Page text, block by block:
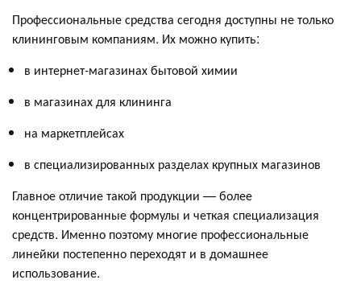
Профессиональные средства сегодня доступны не только
клининговым компаниям. Их можно купить:
в интернет‑магазинах бытовой химии
в магазинах для клининга
на маркетплейсах
в специализированных разделах крупных магазинов
Главное отличие такой продукции — более
концентрированные формулы и четкая специализация
средств. Именно поэтому многие профессиональные
линейки постепенно переходят и в домашнее
использование.